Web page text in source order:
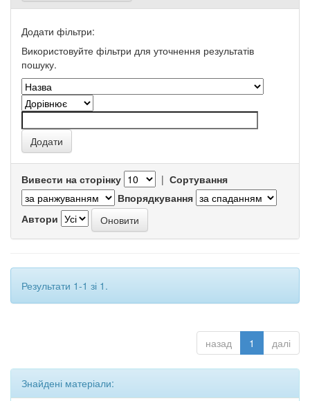
Додати фільтри:
Використовуйте фільтри для уточнення результатів
пошуку.
Вивести на сторінку | Сортування
Впорядкування
Автори
Результати 1-1 зі 1.
назад 1 далі
Знайдені матеріали: